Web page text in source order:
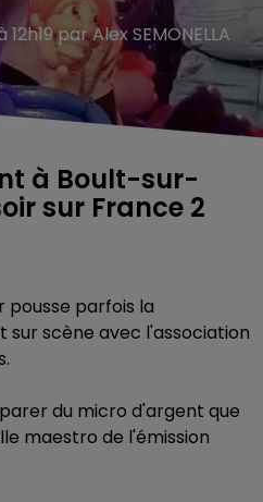
par Alex SEMONELLA
à Boult-sur-
sur France 2
pousse parfois la
scène avec l'association
du micro d'argent que
maestro de l'émission